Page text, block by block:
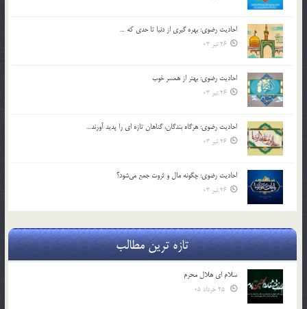
احادیث رضوی: بهره گیری از دنیا تا حدی که …
26 تیر 03
احادیث رضوی: بهتر از همسر خوب
26 تیر 03
احادیث رضوی: هرگاه بندگان، گناهان تازه ای را پدید آورند…
26 تیر 03
احادیث رضوی: چگونه مال و ثروت جمع می‌شود؟
26 تیر 03
تازه ترین مطالب
سلام ای هلال محرم